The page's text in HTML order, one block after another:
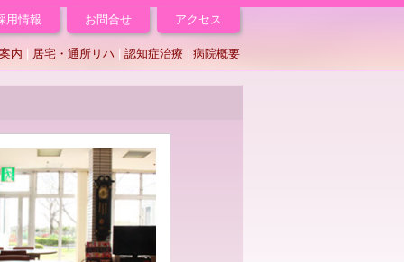
用情報 お問合せ アクセス
内 居宅・通所リハ 認知症治療 病院概要